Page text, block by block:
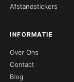
Afstandstickers
INFORMATIE
Over Ons
Contact
Blog